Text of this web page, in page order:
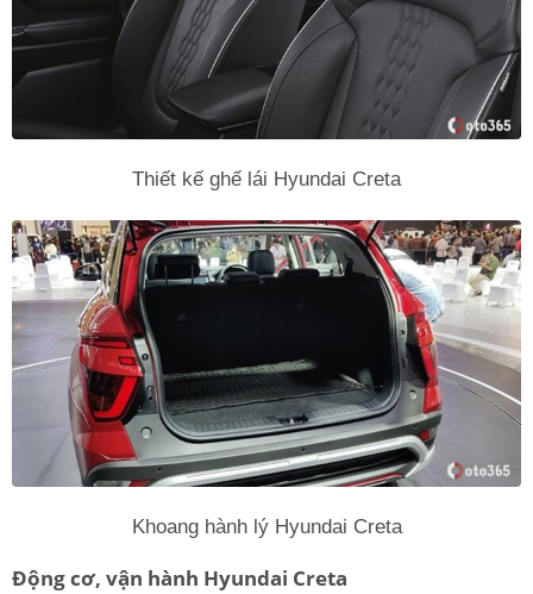
Thiết kế ghế lái Hyundai Creta
Khoang hành lý Hyundai Creta
Động cơ, vận hành Hyundai Creta